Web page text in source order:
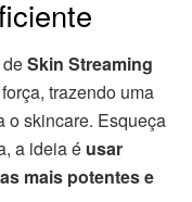
Skin Streaming
trazendo uma
o skincare. Esqueça
a ideia é usar
mais potentes e